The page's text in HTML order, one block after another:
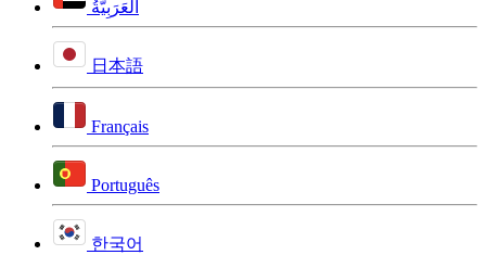
اَلْعَرَبِيَّةُ
日本語
Français
Português
한국어